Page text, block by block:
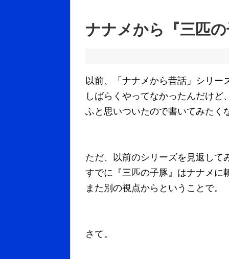
ナナメから『三匹の
以前、「ナナメから昔話」シリー
しばらくやってなかったんだけど、
ふと思いついたので書いてみたく
ただ、以前のシリーズを見返して
すでに『三匹の子豚』はナナメに
また別の視点からということで。
さて。